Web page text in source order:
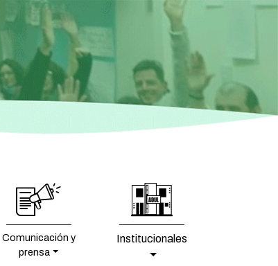
Comunicación y
prensa
Institucionales